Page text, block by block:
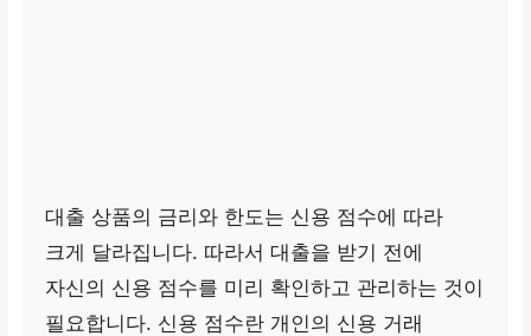
대출 상품의 금리와 한도는 신용 점수에 따라
크게 달라집니다. 따라서 대출을 받기 전에
자신의 신용 점수를 미리 확인하고 관리하는 것이
필요합니다. 신용 점수란 개인의 신용 거래